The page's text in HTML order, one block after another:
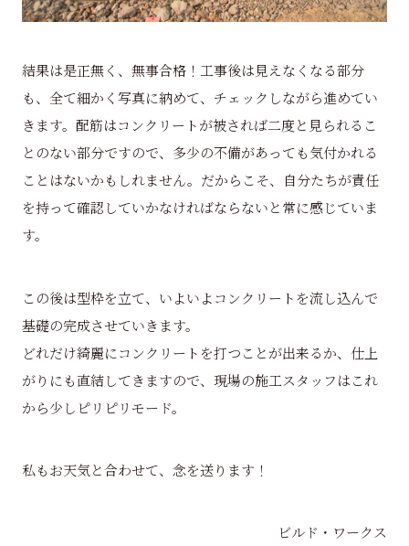
結果は是正無く、無事合格！工事後は見えなくなる部分
も、全て細かく写真に納めて、チェックしながら進めてい
きます。配筋はコンクリートが被されば二度と見られるこ
とのない部分ですので、多少の不備があっても気付かれる
ことはないかもしれません。だからこそ、自分たちが責任
を持って確認していかなければならないと常に感じていま
す。
この後は型枠を立て、いよいよコンクリートを流し込んで
基礎の完成させていきます。
どれだけ綺麗にコンクリートを打つことが出来るか、仕上
がりにも直結してきますので、現場の施工スタッフはこれ
から少しピリピリモード。
私もお天気と合わせて、念を送ります！
ビルド・ワークス